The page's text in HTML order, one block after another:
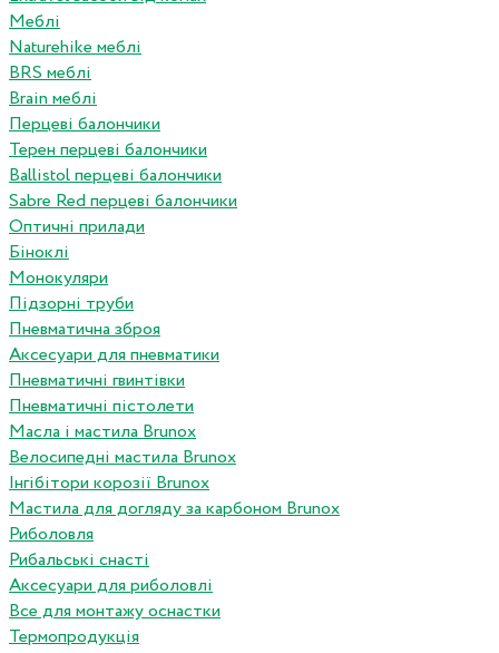
Меблі
Naturehike меблі
BRS меблі
Brain меблі
Перцеві балончики
Терен перцеві балончики
Ballistol перцеві балончики
Sabre Red перцеві балончики
Оптичні прилади
Біноклі
Монокуляри
Підзорні труби
Пневматична зброя
Аксесуари для пневматики
Пневматичні гвинтівки
Пневматичні пістолети
Масла і мастила Brunox
Велосипедні мастила Brunox
Інгібітори корозії Brunox
Мастила для догляду за карбоном Brunox
Риболовля
Рибальські снасті
Аксесуари для риболовлі
Все для монтажу оснастки
Термопродукція